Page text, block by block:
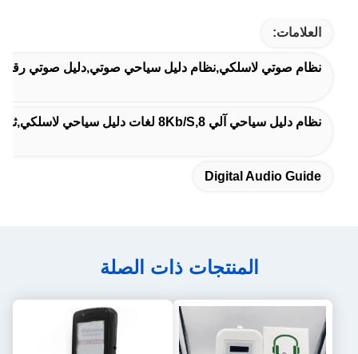
العلامات:
نظام صوتي لاسلكي,نظام دليل سياحي صوتي,دليل صوتي
نظام دليل سياحي آلي 8Kb/s,8 لغات دليل سياحي لاسلكي,ثمانية لغات نظام دليل سياحي تلقائي
Digital Audio Guide
المنتجات ذات الصلة